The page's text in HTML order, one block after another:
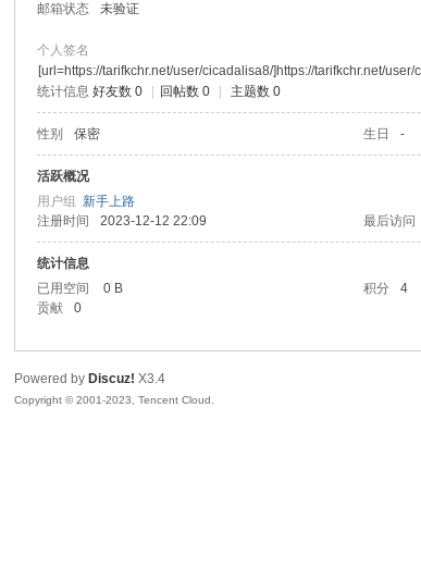
邮箱状态
未验证
个人签名
[url=https://tarifkchr.net/user/cicadalisa8/]https://tarifkchr.net/user/
统计信息 好友数 0 回帖数 0 主题数 0
性别 保密 生日 -
活跃概况
用户组新手上路
注册时间
2023-12-12 22:09 最后访问
统计信息
已用空间
0 B 积分 4
贡献
0
Powered by Discuz! X3.4
Copyright © 2001-2023, Tencent Cloud.